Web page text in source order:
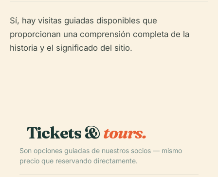
Sí, hay visitas guiadas disponibles que
proporcionan una comprensión completa de la
historia y el significado del sitio.
Tickets &tours.
Son opciones guiadas de nuestros socios — mismo
precio que reservando directamente.